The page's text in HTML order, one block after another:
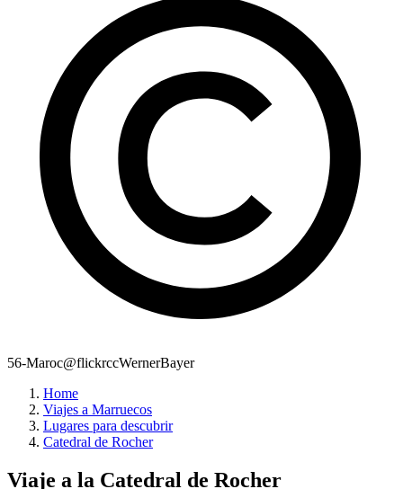
56-Maroc@flickrccWernerBayer
Home
Viajes a Marruecos
Lugares para descubrir
Catedral de Rocher
Viaje a la Catedral de Rocher